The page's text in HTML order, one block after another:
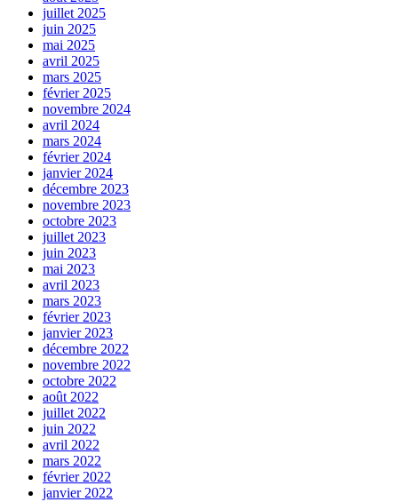
juillet 2025
juin 2025
mai 2025
avril 2025
mars 2025
février 2025
novembre 2024
avril 2024
mars 2024
février 2024
janvier 2024
décembre 2023
novembre 2023
octobre 2023
juillet 2023
juin 2023
mai 2023
avril 2023
mars 2023
février 2023
janvier 2023
décembre 2022
novembre 2022
octobre 2022
août 2022
juillet 2022
juin 2022
avril 2022
mars 2022
février 2022
janvier 2022